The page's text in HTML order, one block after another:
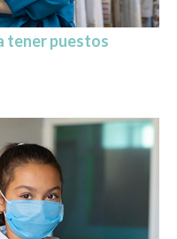
tener puestos